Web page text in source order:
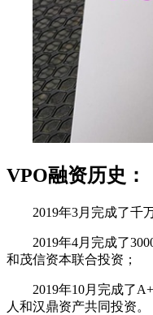
VPO融资历史：
2019年3月完成了千
2019年4月完成了
和茂信资本联合投资；
2019年10月完成了
人和汉鼎资产共同投资。